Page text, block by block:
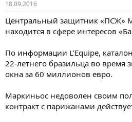
18.09.2016
Центральный защитник «ПСЖ»
находится в сфере интересов
По информации L’Equipe,
22-летнего бразильца во время
окна за 60 миллионов евро.
Маркиньос недоволен своим
контракт с парижанами